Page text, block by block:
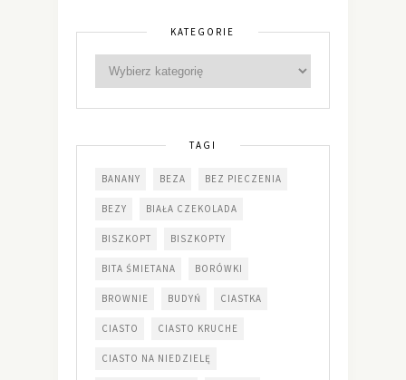
KATEGORIE
TAGI
BANANY BEZA BEZ PIECZENIA
BEZY BIAŁA CZEKOLADA
BISZKOPT BISZKOPTY
BITA ŚMIETANA BORÓWKI
BROWNIE BUDYŃ CIASTKA
CIASTO CIASTO KRUCHE
CIASTO NA NIEDZIELĘ